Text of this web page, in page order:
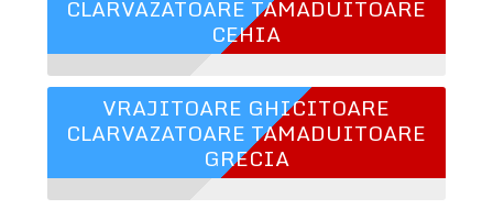
CLARVAZATOARE TAMADUITOARE
CEHIA
VRAJITOARE GHICITOARE
CLARVAZATOARE TAMADUITOARE
GRECIA